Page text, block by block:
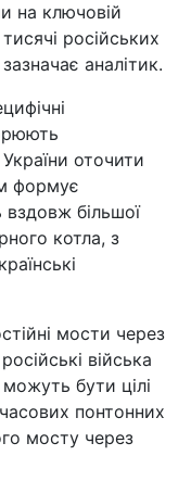
на ключовій
російських
аналітик.
оточити
формує
більшої
котла, з
мости через
війська
бути цілі
понтонних
мосту через